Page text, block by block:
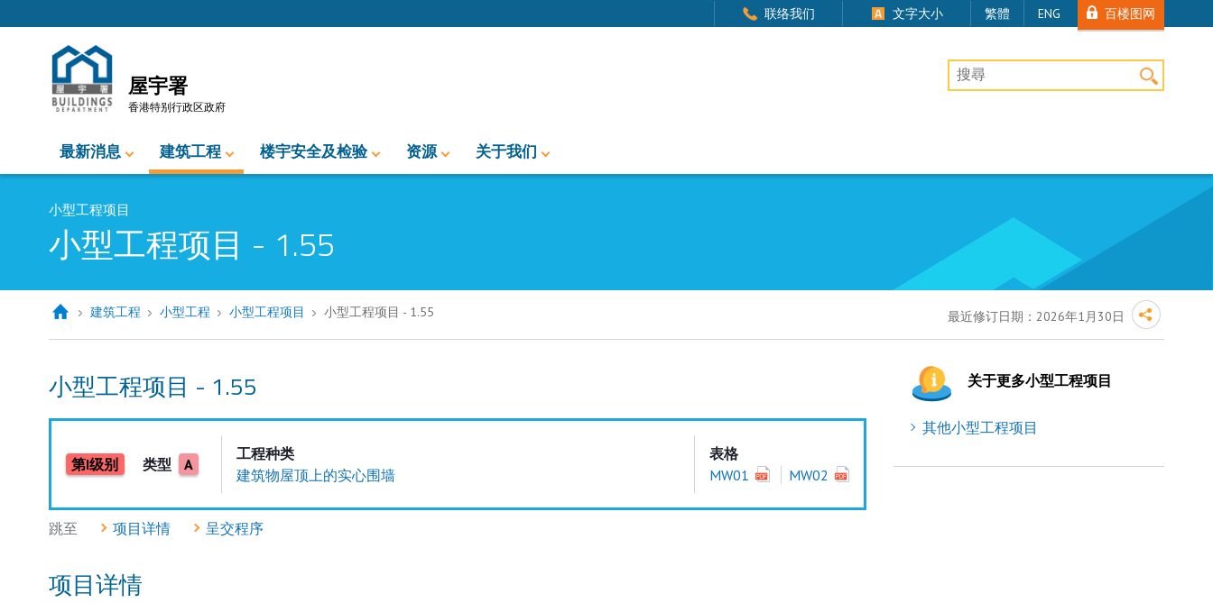
联络我们 文字大小 繁體 ENG 百楼图网
屋宇署
香港特别行政区政府
桌上版网站搜寻
最新消息 建筑工程 楼宇安全及检验 资源 关于我们
小型工程项目
小型工程项目 - 1.55
建筑工程 小型工程 小型工程项目 小型工程项目 - 1.55 最近修订日期：2026年1月30日
小型工程项目 - 1.55
第I级别 类型 A
工程种类
建筑物屋顶上的实心围墙
表格
MW01
MW02
跳至 项目详情 呈交程序
项目详情
关于更多小型工程项目
其他小型工程项目